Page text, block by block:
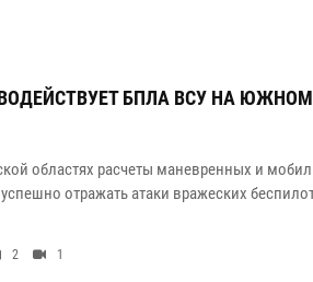
БПЛА ВСУ НА
областях расчеты маневренных и
отражать атаки вражеских
2 1